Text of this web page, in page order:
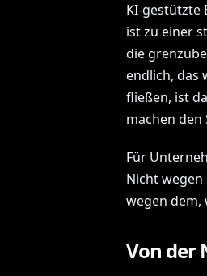
KI-gestützte
ist zu einer
die
endlich, das
fließen, ist
machen
Für
Nicht
wegen dem,
Von der